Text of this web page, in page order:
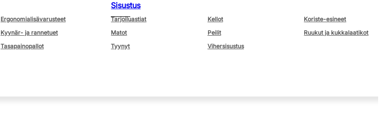
Ergonomialisävarusteet
Kyynär- ja rannetuet
Tasapainopallot
Sisustus
Tarjoiluastiat Kellot
Koriste-esineet
Matot
Peilit
Ruukut ja kukkalaatikot
Tyynyt
Vihersisustus